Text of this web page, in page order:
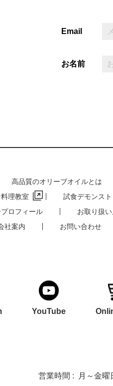
Email
お名前
高品質のオリーブオイルとは
理教室
試食デモンス
ロフィール
お取り扱
社案内 お問い合わせ
YouTube
営業時間 : 月～金